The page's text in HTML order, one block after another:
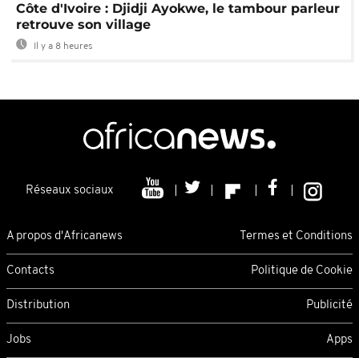
Côte d'Ivoire : Djidji Ayokwe, le tambour parleur
retrouve son village
Il y a 8 heures
Réseaux sociaux
A propos d'Africanews Termes et Conditions
Contacts Politique de Cookie
Distribution Publicité
Jobs Apps